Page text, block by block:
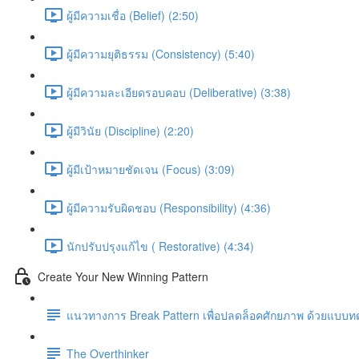
ผู้มีความเชื่อ (Belief) (2:50)
ผู้มีความยุติธรรม (Consistency) (5:40)
ผู้มีความละเอียดรอบคอบ (Deliberative) (3:38)
ผู้มีวินัย (Discipline) (2:20)
ผู้มีเป้าหมายชัดเจน (Focus) (3:09)
ผู้มีความรับผิดชอบ (Responsibility) (4:36)
นักปรับปรุงแก้ไข ( Restorative) (4:34)
Create Your New Winning Pattern
แนวทางการ Break Pattern เพื่อปลดล็อคศักยภาพ ด้วยแบบ
The Overthinker